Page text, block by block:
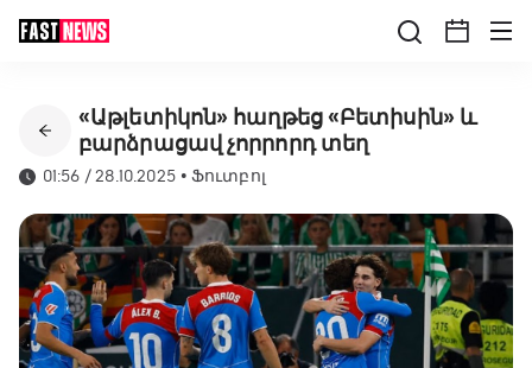
«Աթլետիկոն» հաղթեց «Բետիսին» և
բարձրացավ չորրորդ տեղ
01:56 / 28.10.2025 •Ֆուտբոլ